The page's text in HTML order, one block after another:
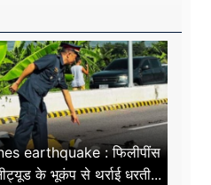
earthquake : फिलीपींस
के भूकंप से थर्राई धरती...